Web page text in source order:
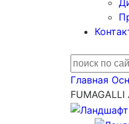
Главная